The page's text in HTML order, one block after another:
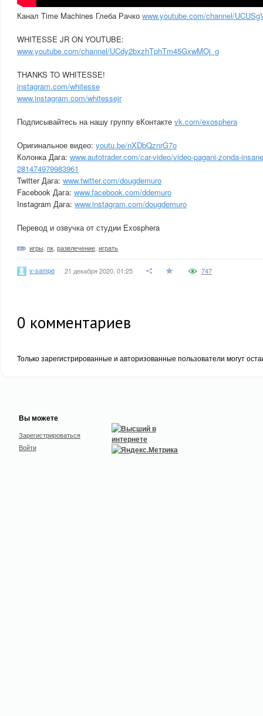
Канал Time Machines Глеба Рачко www.youtube.com/channel/
WHITESSE JR ON YOUTUBE:
www.youtube.com/channel/UCdy2bxzhTphTm45GxwMOj_g
THANKS TO WHITESSE!
instagram.com/whitesse
www.instagram.com/whitessejr
Подписывайтесь на нашу группу вКонтакте vk.com/exosphera
Оригинальное видео: youtu.be/nXDbQznrG7o
Колонка Дага: www.autotrader.com/car-video/video-pagani-zonda-
281474979983961
Twitter Дага: www.twitter.com/dougdemuro
Facebook Дага: www.facebook.com/ddemuro
Instagram Дага: www.instagram.com/dougdemuro
Перевод и озвучка от студии Exosphera
игры пк развлечение играть
v-sampe 21 декабря 2020, 01:25 747
0 комментариев
Только зарегистрированные и авторизованные пользователи могут
Вы можете
Зарегистрироваться
Войти